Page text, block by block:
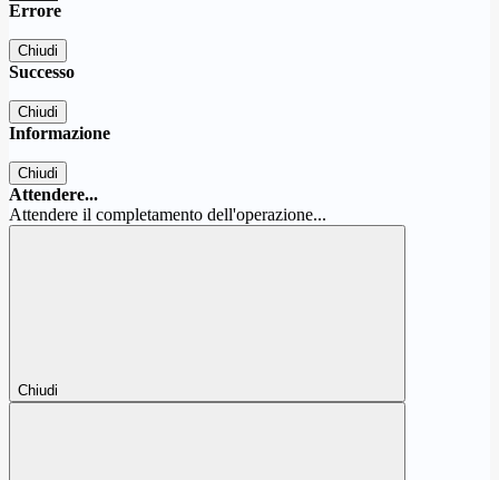
Errore
Chiudi
Successo
Chiudi
Informazione
Chiudi
Attendere...
Attendere il completamento dell'operazione...
Chiudi